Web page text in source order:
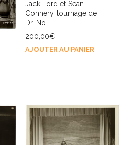
Jack Lord et Sean
Connery, tournage de
Dr. No
200,00€
AJOUTER AU PANIER